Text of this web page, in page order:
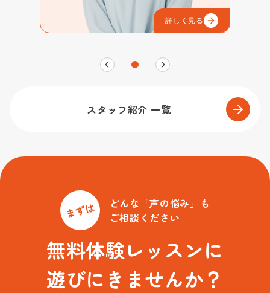
詳しく見る
スタッフ紹介 一覧
まずは
どんな「声の悩み」も
ご相談ください
無料体験レッスンに
遊びにきませんか？